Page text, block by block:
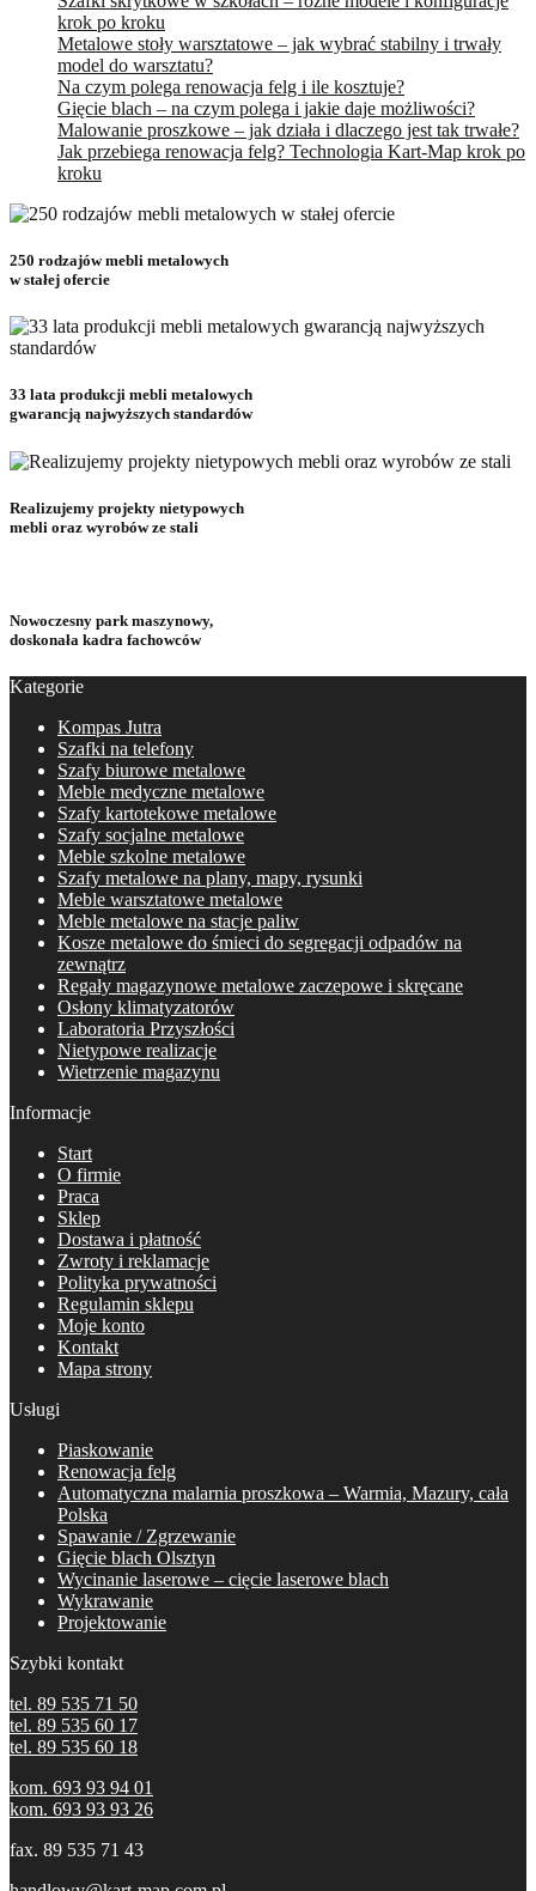
krok po kroku
Metalowe stoły warsztatowe – jak wybrać stabilny i trwały
model do warsztatu?
Na czym polega renowacja felg i ile kosztuje?
Gięcie blach – na czym polega i jakie daje możliwości?
Malowanie proszkowe – jak działa i dlaczego jest tak trwałe?
Jak przebiega renowacja felg? Technologia Kart-Map krok po
kroku
250 rodzajów mebli metalowych
w stałej ofercie
33 lata produkcji mebli metalowych
gwarancją najwyższych standardów
Realizujemy projekty nietypowych
mebli oraz wyrobów ze stali
Nowoczesny park maszynowy,
doskonała kadra fachowców
Kategorie
Kompas Jutra
Szafki na telefony
Szafy biurowe metalowe
Meble medyczne metalowe
Szafy kartotekowe metalowe
Szafy socjalne metalowe
Meble szkolne metalowe
Szafy metalowe na plany, mapy, rysunki
Meble warsztatowe metalowe
Meble metalowe na stacje paliw
Kosze metalowe do śmieci do segregacji odpadów na
zewnątrz
Regały magazynowe metalowe zaczepowe i skręcane
Osłony klimatyzatorów
Laboratoria Przyszłości
Nietypowe realizacje
Wietrzenie magazynu
Informacje
Start
O firmie
Praca
Sklep
Dostawa i płatność
Zwroty i reklamacje
Polityka prywatności
Regulamin sklepu
Moje konto
Kontakt
Mapa strony
Usługi
Piaskowanie
Renowacja felg
Automatyczna malarnia proszkowa – Warmia, Mazury, cała
Polska
Spawanie / Zgrzewanie
Gięcie blach Olsztyn
Wycinanie laserowe – cięcie laserowe blach
Wykrawanie
Projektowanie
Szybki kontakt
tel. 89 535 71 50
tel. 89 535 60 17
tel. 89 535 60 18
kom. 693 93 94 01
kom. 693 93 93 26
fax. 89 535 71 43